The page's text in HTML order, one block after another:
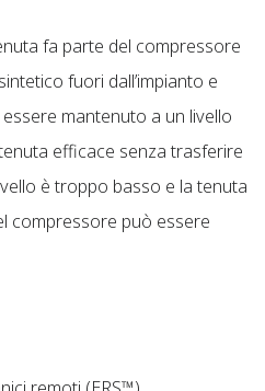
fa parte del compressore
fuori dall’impianto e
essere mantenuto a un livello
efficace senza trasferire
è troppo basso e la tenuta
compressore può essere